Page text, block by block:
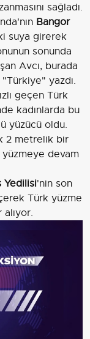
sağladı.
Bangor
suya girerek
sonunda
Avcı, burada
yazdı.
geçen Türk
kadınlarda bu
yüzücü oldu.
2 metrelik bir
yüzmeye devam
Yedilisi'nin son
Türk yüzme
alıyor.